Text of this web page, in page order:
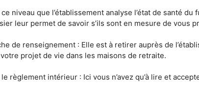
ce niveau que l’établissement analyse l’état de santé
leur permet de savoir s’ils sont en mesure de vous
de renseignement : Elle est à retirer auprès de
projet de vie dans les maisons de retraite.
règlement intérieur : Ici vous n’avez qu’à lire et